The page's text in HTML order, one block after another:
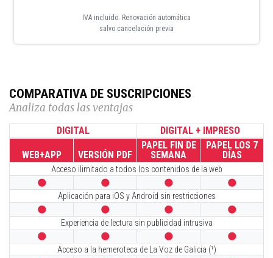
IVA incluido. Renovación automática
salvo cancelación previa
COMPARATIVA DE SUSCRIPCIONES
Analiza todas las ventajas
DIGITAL DIGITAL + IMPRESO
WEB+APP VERSIÓN PDF
PAPEL FIN DE
SEMANA
PAPEL LOS 7
DÍAS
Acceso ilimitado a todos los contenidos de la web
   
Aplicación para iOS y Android sin restricciones
   
Experiencia de lectura sin publicidad intrusiva
   
Acceso a la hemeroteca de La Voz de Galicia (¹)